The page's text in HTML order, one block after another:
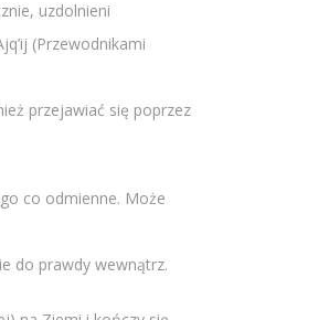
uzdolnieni
(Przewodnikami
przejawiać się poprzez
co odmienne. Może
do prawdy wewnątrz.